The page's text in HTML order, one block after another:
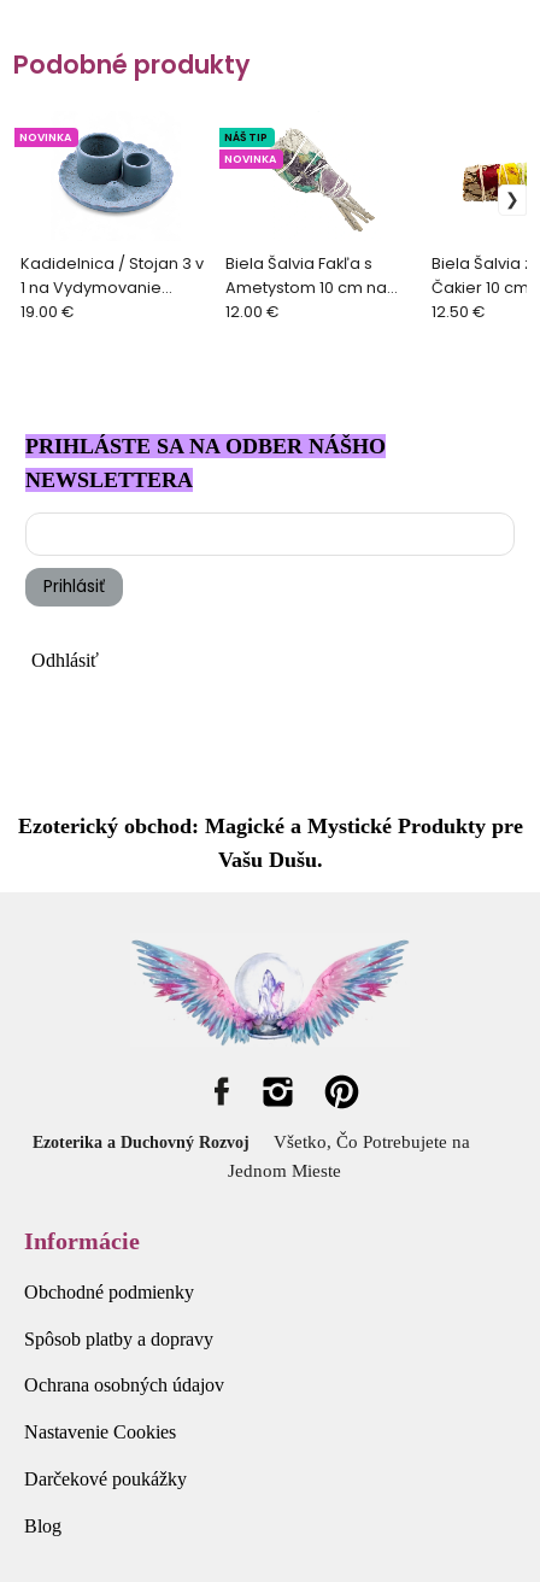
Podobné produkty
Kadidelnica / Stojan 3 v
1 na Vydymovanie
Mandala - modrá
NOVINKA
19.00 €
Biela Šalvia Fakľa s
Ametystom 10 cm na
Vydymovanie
NÁŠ TIP
NOVINKA
12.00 €
Biela Šalvia
Čakier 10 cm
Vydymovanie
12.50 €
PRIHLÁSTE SA NA ODBER NÁŠHO
NEWSLETTERA
Prihlásiť
Odhlásiť
Ezoterický obchod: Magické a Mystické Produkty pre
Vašu Dušu.
Ezoterika a Duchovný Rozvoj
Všetko, Čo Potrebujete na
Jednom Mieste
Informácie
Obchodné podmienky
Spôsob platby a dopravy
Ochrana osobných údajov
Nastavenie Cookies
Darčekové poukážky
Blog